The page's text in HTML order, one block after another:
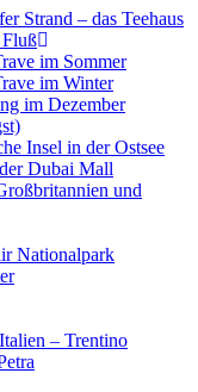
Strand – das Teehaus
Fluß
im Sommer
im Winter
im Dezember
Insel in der Ostsee
Dubai Mall
und
Nationalpark
– Trentino